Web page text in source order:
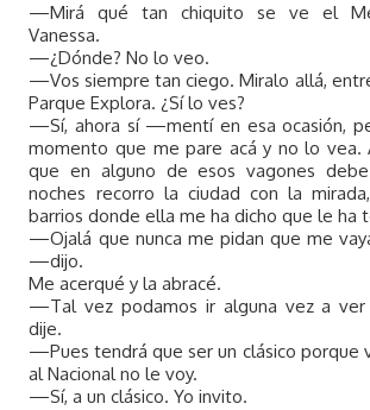
—Mirá qué tan chiquito se ve el
Vanessa.
—¿Dónde? No lo veo.
—Vos siempre tan ciego. Miralo allá,
Parque Explora. ¿Sí lo ves?
—Sí, ahora sí —mentí en esa ocasión,
momento que me pare acá y no lo vea.
que en alguno de esos vagones
noches recorro la ciudad con la
barrios donde ella me ha dicho que le ha
—Ojalá que nunca me pidan que me
—dijo.
Me acerqué y la abracé.
—Tal vez podamos ir alguna vez a
dije.
—Pues tendrá que ser un clásico porque
al Nacional no le voy.
—Sí, a un clásico. Yo invito.